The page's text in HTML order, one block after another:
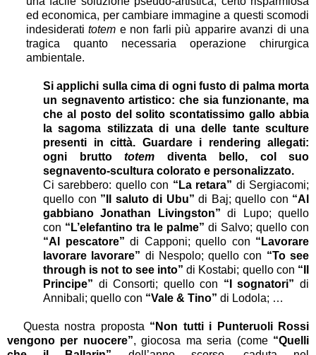
ed economica, per cambiare immagine a questi scomodi
indesideratitotem e non farli più apparire avanzi di una
tragica quanto necessaria operazione chirurgica
ambientale.
Si applichi sulla cima di ogni fusto di palma morta
un segnavento artistico: che sia funzionante, ma
che al posto del solito scontatissimo gallo abbia
la sagoma stilizzata di una delle tante sculture
presenti in città. Guardare i rendering allegati:
ogni brutto totem diventa bello, col suo
segnavento-scultura colorato e personalizzato.
Ci sarebbero: quello con “La retara” di Sergiacomi;
quello con ”Il saluto di Ubu” di Baj; quello con “Al
gabbiano Jonathan Livingston”di Lupo; quello
con “L’elefantino tra le palme” di Salvo; quello con
“Al pescatore” di Capponi; quello con “Lavorare
lavorare lavorare” di Nespolo; quello con “To see
through is not to see into”di Kostabi; quello con “Il
Principe” di Consorti; quello con “I sognatori”di
Annibali; quello con “Vale & Tino” di Lodola; …
Questa nostra proposta “Non tutti i Punteruoli Rossi
vengono per nuocere”, giocosa ma seria (come “Quelli